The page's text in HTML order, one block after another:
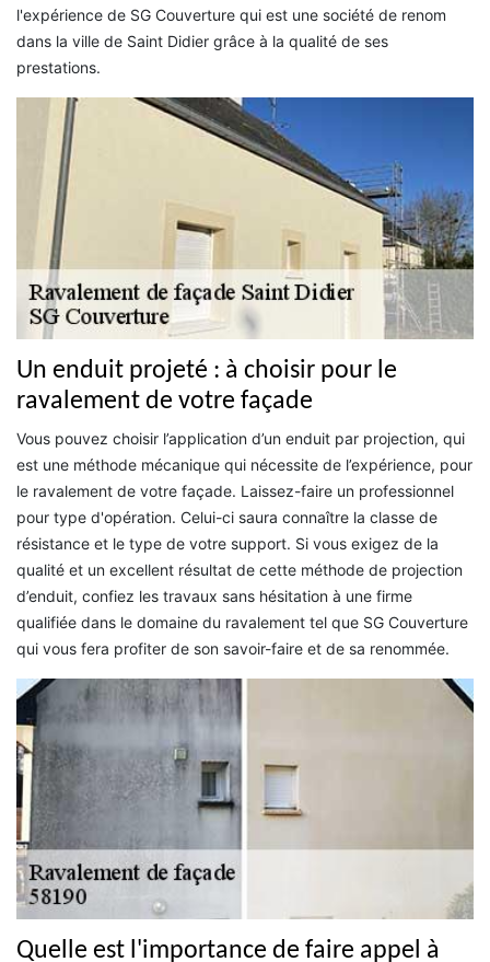
l'expérience de SG Couverture qui est une société de renom
dans la ville de Saint Didier grâce à la qualité de ses
prestations.
Un enduit projeté : à choisir pour le
ravalement de votre façade
Vous pouvez choisir l’application d’un enduit par projection, qui
est une méthode mécanique qui nécessite de l’expérience, pour
le ravalement de votre façade. Laissez-faire un professionnel
pour type d'opération. Celui-ci saura connaître la classe de
résistance et le type de votre support. Si vous exigez de la
qualité et un excellent résultat de cette méthode de projection
d’enduit, confiez les travaux sans hésitation à une firme
qualifiée dans le domaine du ravalement tel que SG Couverture
qui vous fera profiter de son savoir-faire et de sa renommée.
Quelle est l'importance de faire appel à